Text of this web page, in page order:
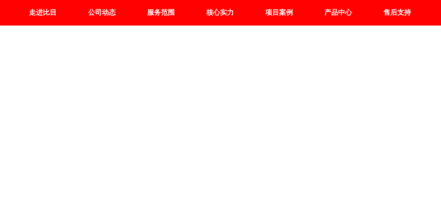
走进比目 公司动态 服务范围 核心实力 项目案例 产品中心 售后支持